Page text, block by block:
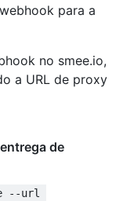
para a
no smee.io,
a URL de proxy
de
--url